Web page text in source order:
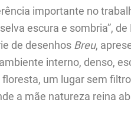
importante no
escura e sombria”,
de desenhos Breu,
interno, denso,
um lugar sem
a mãe natureza reina